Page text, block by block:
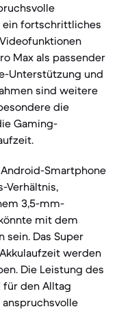
ein fortschrittliches
Max als passender
Unterstützung und
sind weitere
die
Gaming-
Smartphone
Verhältnis,
3,5-mm-
mit dem
sein. Das Super
werden
Die Leistung des
für den Alltag